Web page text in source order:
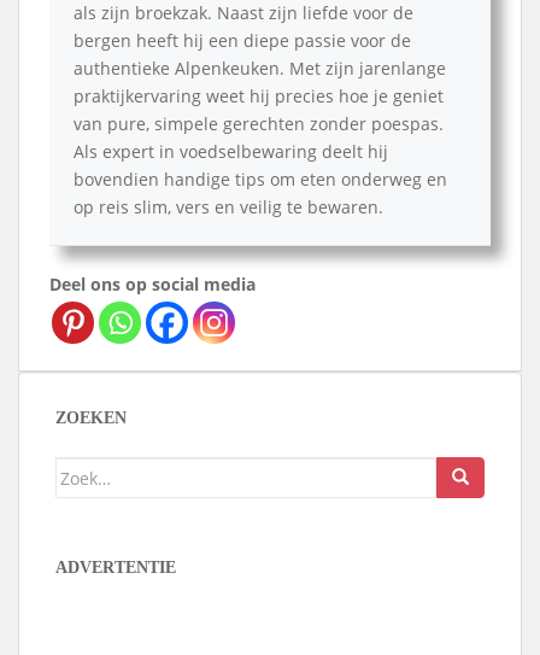
als zijn broekzak. Naast zijn liefde voor de
bergen heeft hij een diepe passie voor de
authentieke Alpenkeuken. Met zijn jarenlange
praktijkervaring weet hij precies hoe je geniet
van pure, simpele gerechten zonder poespas.
Als expert in voedselbewaring deelt hij
bovendien handige tips om eten onderweg en
op reis slim, vers en veilig te bewaren.
Deel ons op social media
ZOEKEN
Zoek
ADVERTENTIE